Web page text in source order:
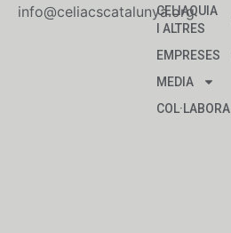
info@celiacscatalunya.org
CELIAQUIA
I ALTRES
EMPRESES
MEDIA
COL·LABORA